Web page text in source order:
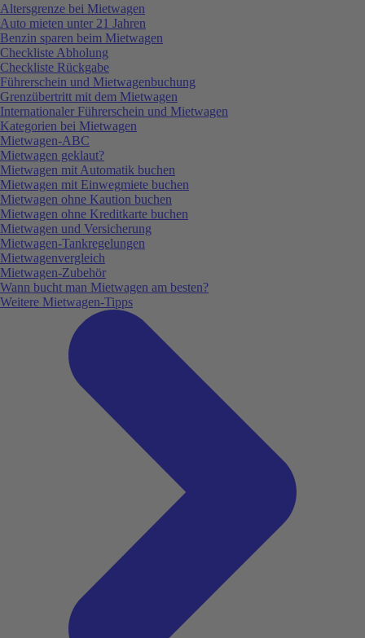
Altersgrenze bei Mietwagen
Auto mieten unter 21 Jahren
Benzin sparen beim Mietwagen
Checkliste Abholung
Checkliste Rückgabe
Führerschein und Mietwagenbuchung
Grenzübertritt mit dem Mietwagen
Internationaler Führerschein und Mietwagen
Kategorien bei Mietwagen
Mietwagen-ABC
Mietwagen geklaut?
Mietwagen mit Automatik buchen
Mietwagen mit Einwegmiete buchen
Mietwagen ohne Kaution buchen
Mietwagen ohne Kreditkarte buchen
Mietwagen und Versicherung
Mietwagen-Tankregelungen
Mietwagenvergleich
Mietwagen-Zubehör
Wann bucht man Mietwagen am besten?
Weitere Mietwagen-Tipps